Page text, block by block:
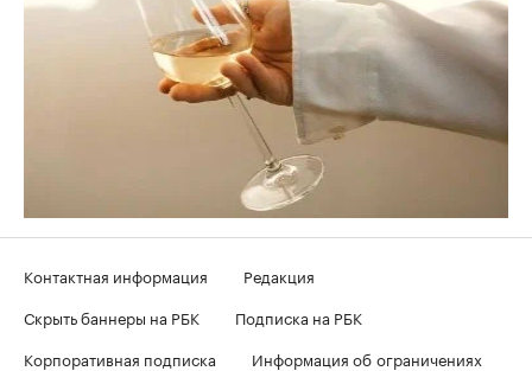
Контактная информация
Редакция
Скрыть баннеры на РБК
Подписка на РБК
Корпоративная подписка
Информация об ограничениях